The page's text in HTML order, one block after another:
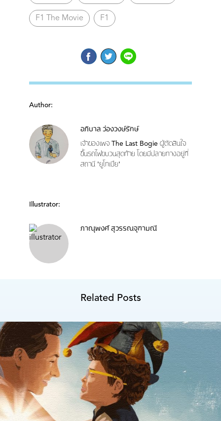
F1 The Movie F1
Author:
อภิบาล ว่องวงษ์รักษ์
เจ้าของเพจ The Last Bogie ผู้ตัดสินใจ
ขึ้นรถไฟขบวนสุดท้าย โดยมีปลายทางอยู่ที่
สถานี 'ยูโทเปีย'
Illustrator:
ภาณุพงศ์ สุวรรณจุฑามณี
Related Posts